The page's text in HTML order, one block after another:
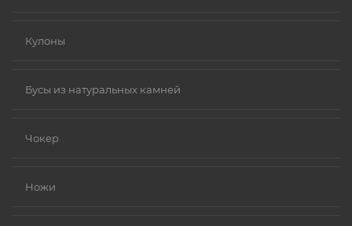
Кулоны
Бусы из натуральных камней
Чокер
Ножи